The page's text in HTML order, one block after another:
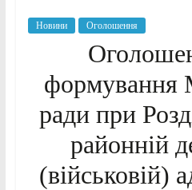
Новини Оголошення
формування
ради при
районній
(військовій)